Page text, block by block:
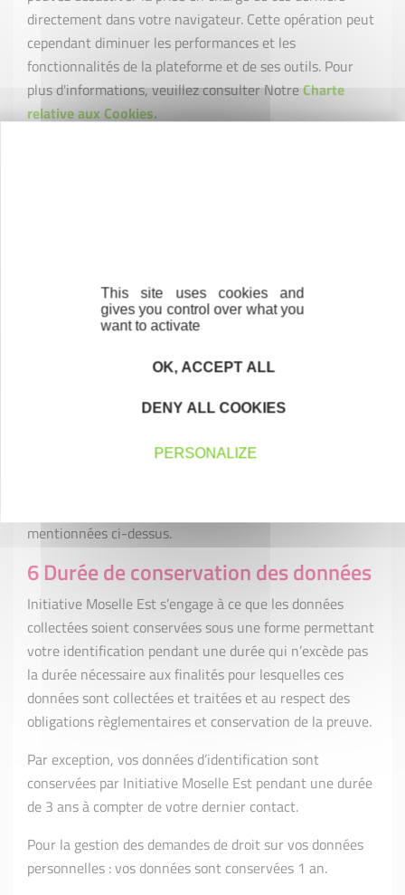
directement dans votre navigateur. Cette opération peut
cependant diminuer les performances et les
fonctionnalités de la plateforme et de ses outils. Pour
plus d'informations, veuillez consulter NotreCharte
relative aux Cookies.
agissant dans le cadre d’Initiative Moselle Est et de
l’association nationale Initiative France, soit en tant
Sous-traitants d’Initiative Moselle Est ou partenaires
qui agissent au nom et pour le compte de
mentionnées ci-dessus.
6 Durée de conservation des données
Initiative Moselle Est s’engage à ce que les données
collectées soient conservées sous une forme permettant
votre identification pendant une durée qui n’excède pas
la durée nécessaire aux finalités pour lesquelles ces
données sont collectées et traitées et au respect des
obligations règlementaires et conservation de la preuve.
Par exception, vos données d’identification sont
conservées par Initiative Moselle Est pendant une durée
de 3 ans à compter de votre dernier contact.
Pour la gestion des demandes de droit sur vos données
personnelles : vos données sont conservées 1 an.
This site uses cookies and
gives you control over what you
want to activate
OK, ACCEPT ALL
DENY ALL COOKIES
PERSONALIZE